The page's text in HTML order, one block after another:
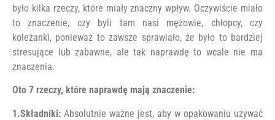
było kilka rzeczy, które miały znaczny wpływ. Oczywiście miało
to znaczenie, czy byli tam nasi mężowie, chłopcy, czy
koleżanki, ponieważ to zawsze sprawiało, że było to bardziej
stresujące lub zabawne, ale tak naprawdę to wcale nie ma
znaczenia.
Oto 7 rzeczy, które naprawdę mają znaczenie:
1.Składniki: Absolutnie ważne jest, aby w opakowaniu używać